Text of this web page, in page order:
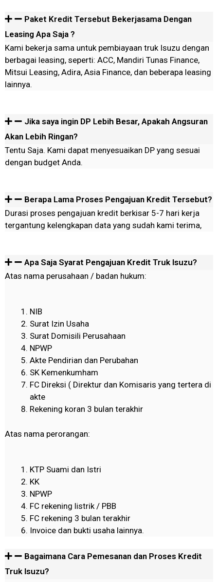
Paket Kredit Tersebut Bekerjasama Dengan
Leasing Apa Saja ?
Kami bekerja sama untuk pembiayaan truk Isuzu dengan
berbagai leasing, seperti: ACC, Mandiri Tunas Finance,
Mitsui Leasing, Adira, Asia Finance, dan beberapa leasing
lainnya.
Jika saya ingin DP Lebih Besar, Apakah Angsuran
Akan Lebih Ringan?
Tentu Saja. Kami dapat menyesuaikan DP yang sesuai
dengan budget Anda.
Berapa Lama Proses Pengajuan Kredit Tersebut?
Durasi proses pengajuan kredit berkisar 5-7 hari kerja
tergantung kelengkapan data yang sudah kami terima,
Apa Saja Syarat Pengajuan Kredit Truk Isuzu?
Atas nama perusahaan / badan hukum:
NIB
Surat Izin Usaha
Surat Domisili Perusahaan
NPWP
Akte Pendirian dan Perubahan
SK Kemenkumham
FC Direksi ( Direktur dan Komisaris yang tertera di
akte
Rekening koran 3 bulan terakhir
Atas nama perorangan:
KTP Suami dan Istri
KK
NPWP
FC rekening listrik / PBB
FC rekening 3 bulan terakhir
Invoice dan bukti usaha lainnya.
Bagaimana Cara Pemesanan dan Proses Kredit
Truk Isuzu?